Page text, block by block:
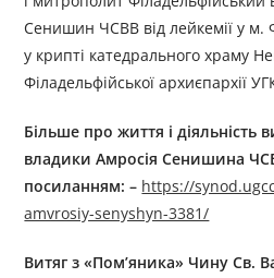
Сенишин ЧСВВ від лейкемії у м.
у крипті катедрального храму
Філадельфійської архиєпархії
Більше про життя і діяльність
владикиАмросія Сенишина
посиланням: – https://
amvrosiy-senyshyn-3381/
Витяг з «Пом’яника» Чину Св.